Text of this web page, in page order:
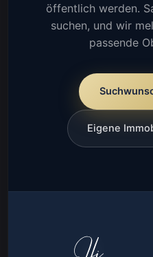
öffentlich werden.
suchen, und wir
passende
Eigene